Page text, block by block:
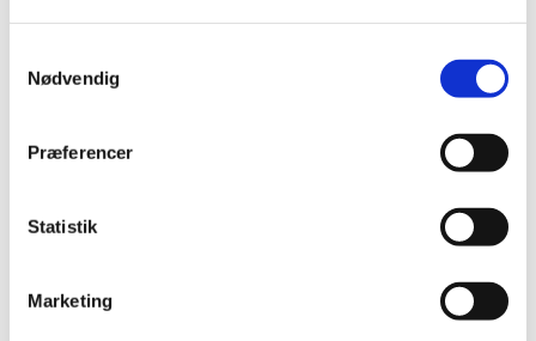
Nødvendig
Præferencer
Statistik
Marketing
december (1)
september (7)
juli (4)
maj (1)